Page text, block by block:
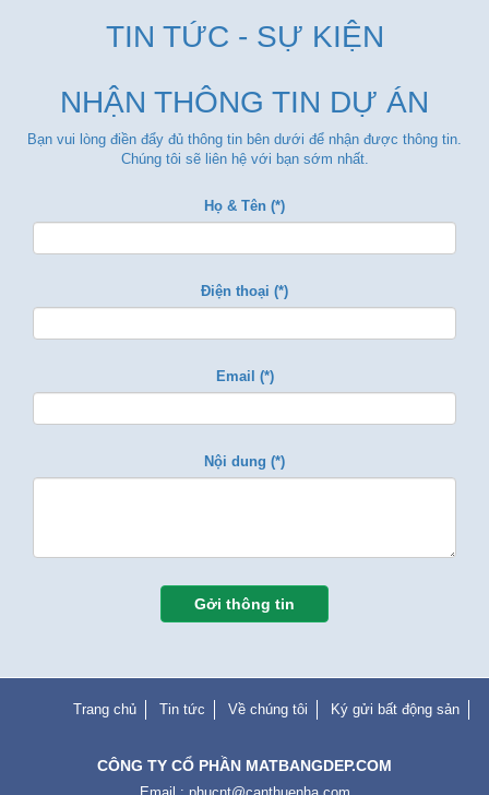
TIN TỨC - SỰ KIỆN
NHẬN THÔNG TIN DỰ ÁN
Bạn vui lòng điền đẩy đủ thông tin bên dưới để nhận được thông tin.
Chúng tôi sẽ liên hệ với bạn sớm nhất.
Họ & Tên (*)
Điện thoại (*)
Email (*)
Nội dung (*)
Gởi thông tin
Trang chủ Tin tức Về chúng tôi Ký gửi bất động sản
CÔNG TY CỔ PHẦN MATBANGDEP.COM